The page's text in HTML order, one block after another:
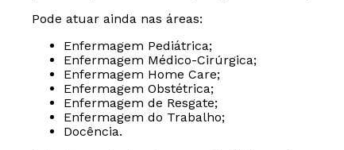
Pode atuar ainda nas áreas:
Enfermagem Pediátrica;
Enfermagem Médico-Cirúrgica;
Enfermagem Home Care;
Enfermagem Obstétrica;
Enfermagem de Resgate;
Enfermagem do Trabalho;
Docência.